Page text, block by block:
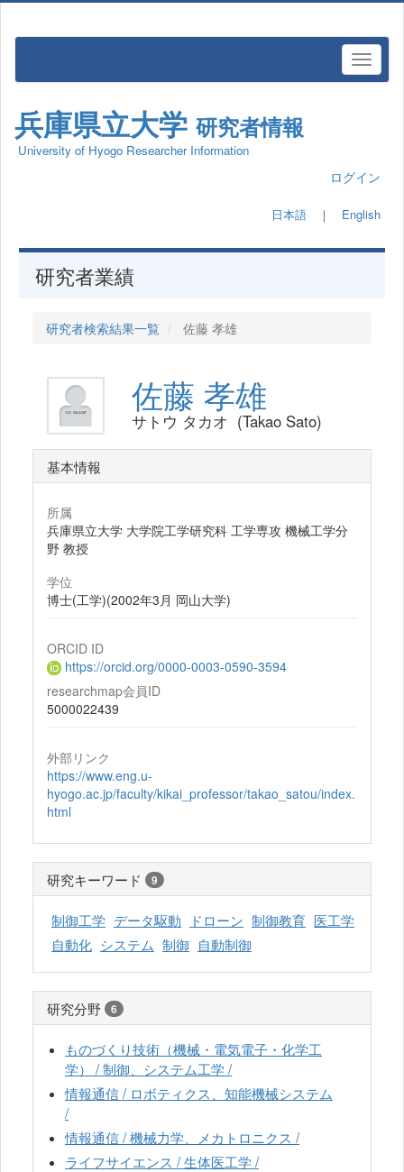
兵庫県立大学 研究者情報
University of Hyogo Researcher Information
ログイン
日本語 ｜ English
研究者業績
研究者検索結果一覧 佐藤 孝雄
佐藤 孝雄
サトウ タカオ (Takao Sato)
基本情報
所属
兵庫県立大学 大学院工学研究科 工学専攻 機械工学分
野 教授
学位
博士(工学)(2002年3月 岡山大学)
ORCID ID
https://orcid.org/0000-0003-0590-3594
researchmap会員ID
5000022439
外部リンク
https://www.eng.u-
hyogo.ac.jp/faculty/kikai_professor/takao_satou/index.
html
研究キーワード 9
制御工学 データ駆動 ドローン 制御教育 医工学
自動化 システム 制御 自動制御
研究分野 6
ものづくり技術（機械・電気電子・化学工
学） / 制御、システム工学 /
情報通信 / ロボティクス、知能機械システム
/
情報通信 / 機械力学、メカトロニクス /
ライフサイエンス / 生体医工学 /